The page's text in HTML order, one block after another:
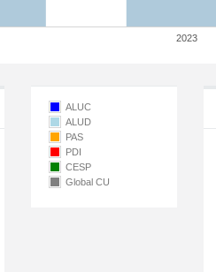
2023
ALUC
ALUD
PAS
PDI
CESP
Global CU